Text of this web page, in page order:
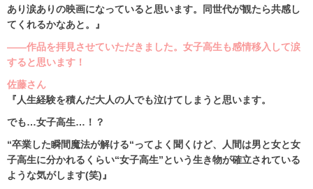
あり涙ありの映画になっていると思います。同世代が観たら共感し
てくれるかなあと。』
――作品を拝見させていただきました。女子高生も感情移入して涙
すると思います！
佐藤さん
『人生経験を積んだ大人の人でも泣けてしまうと思います。
でも…女子高生…！？
“卒業した瞬間魔法が解ける“ってよく聞くけど、人間は男と女と女
子高生に分かれるくらい“女子高生”という生き物が確立されている
ような気がします(笑)』